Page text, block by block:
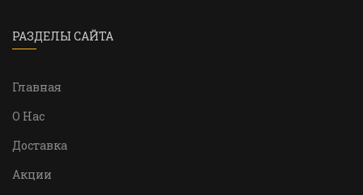
РАЗДЕЛЫ САЙТА
Главная
О Нас
Доставка
Акции